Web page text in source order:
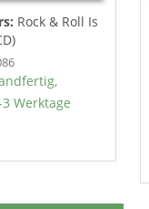
Rock & Roll Is
Werktage